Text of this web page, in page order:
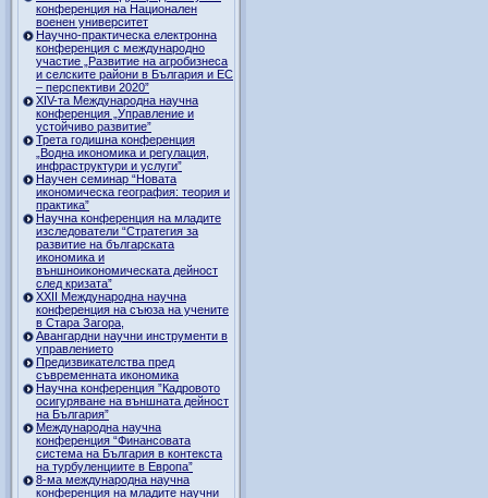
конференция на Национален
военен университет
Научно-практическа електронна
конференция с международно
участие „Развитие на агробизнеса
и селските райони в България и ЕС
– перспективи 2020”
XIV-та Международна научна
конференция „Управление и
устойчиво развитие”
Трета годишна конференция
„Водна икономика и регулация,
инфраструктури и услуги”
Научен семинар “Новата
икономическа география: теория и
практика”
Научна конференция на младите
изследователи “Стратегия за
развитие на българската
икономика и
външноикономическата дейност
след кризата”
ХХII Международна научна
конференция на съюза на учените
в Стара Загора,
Авангардни научни инструменти в
управлението
Предизвикателства пред
съвременната икономика
Научна конференция ”Кадровото
осигуряване на външната дейност
на България”
Международна научна
конференция “Финансовата
система на България в контекста
на турбуленциите в Европа”
8-ма международна научна
конференция на младите научни